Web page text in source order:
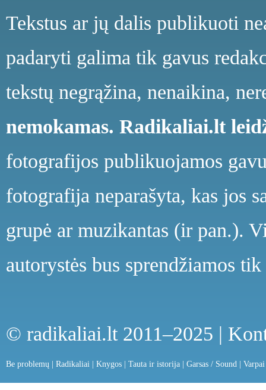
Tekstus ar jų dalis publikuoti
padaryti galima tik gavus
tekstų negrąžina, nenaikina,
nemokamas. Radikaliai.lt
fotografijos publikuojamos
fotografija neparašyta, kas jos
grupė ar muzikantas (ir pan.).
autorystės bus sprendžiamos
© radikaliai.lt 2011–2025 |
Be problemų Radikaliai Knygos Tauta ir istorija Garsas / Sound Varpai